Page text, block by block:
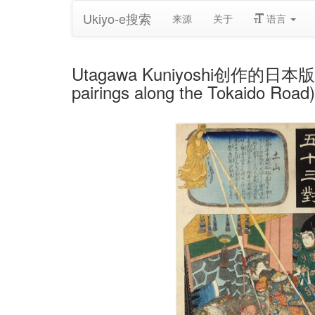
Ukiyo-e搜索 来源 关于 语言
Utagawa Kuniyoshi创作的日本
pairings along the Tokaido